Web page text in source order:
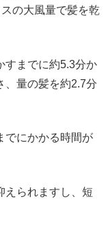
の大風量で髪を乾
すまでに約5.3分か
、量の髪を約2.7分
でにかかる時間が
えられますし、短